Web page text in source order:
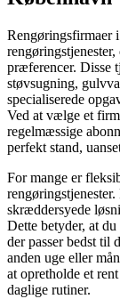
Rengøringsfirmaer
præferencer. Disse
støvsugning,
specialiserede
Ved at vælge et
regelmæssige
perfekt stand,
For mange er
skræddersyede
Dette betyder, at
der passer bedst til
anden uge eller
at opretholde et
daglige rutiner.